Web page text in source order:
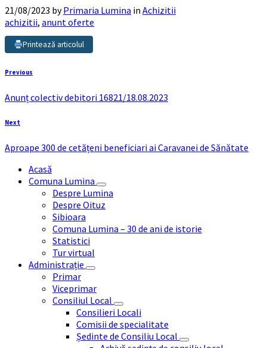
21/08/2023 byPrimaria Lumina in Achizitii
achizitii, anunt oferte
Printează articolul
Previous
Anunț colectiv debitori 16821/18.08.2023
Next
Aproape 300 de cetățeni beneficiari ai Caravanei de Sănătate
Acasă
Comuna Lumina
Despre Lumina
Despre Oituz
Sibioara
Comuna Lumina – 30 de ani de istorie
Statistici
Tur virtual
Administrație
Primar
Viceprimar
Consiliul Local
Consilieri Locali
Comisii de specialitate
Ședinte de Consiliu Local